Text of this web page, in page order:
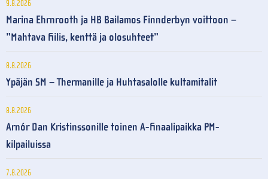
9.8.2026
Marina Ehrnrooth ja HB Bailamos Finnderbyn voittoon –
”Mahtava fiilis, kenttä ja olosuhteet”
8.8.2026
Ypäjän SM – Thermanille ja Huhtasalolle kultamitalit
8.8.2026
Arnór Dan Kristinssonille toinen A-finaalipaikka PM-
kilpailuissa
7.8.2026